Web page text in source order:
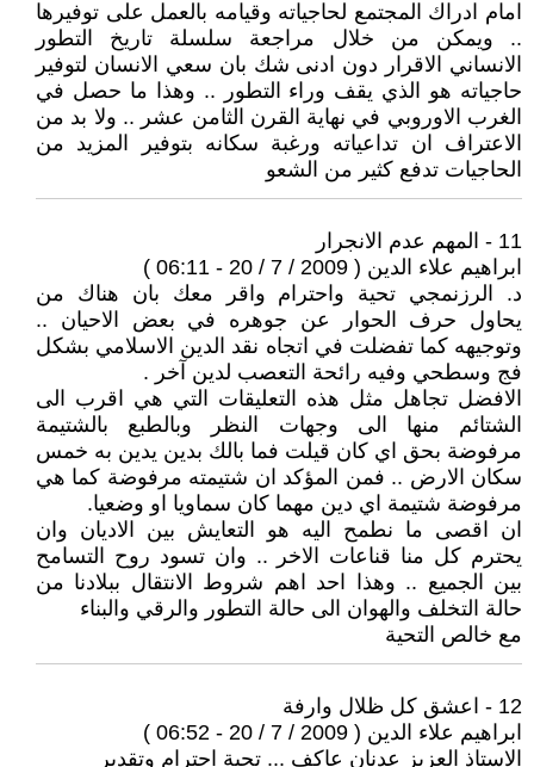
امام ادراك المجتمع لحاجياته وقيامه بالعمل على توفيرها
.. ويمكن من خلال مراجعة سلسلة تاريخ التطور
الانساني الاقرار دون ادنى شك بان سعي الانسان لتوفير
حاجياته هو الذي يقف وراء التطور .. وهذا ما حصل في
الغرب الاوروبي في نهاية القرن الثامن عشر .. ولا بد من
الاعتراف ان تداعياته ورغبة سكانه بتوفير المزيد من
الحاجيات تدفع كثير من الشعو
11 - المهم عدم الانجرار
ابراهيم علاء الدين ( 2009 / 7 / 20 - 06:11 )
د. الرزنمجي تحية واحترام واقر معك بان هناك من
يحاول حرف الحوار عن جوهره في بعض الاحيان ..
وتوجيهه كما تفضلت في اتجاه نقد الدين الاسلامي بشكل
فج وسطحي وفيه رائحة التعصب لدين آخر .
الافضل تجاهل مثل هذه التعليقات التي هي اقرب الى
الشتائم منها الى وجهات النظر وبالطبع بالشتيمة
مرفوضة بحق اي كان قيلت فما بالك بدين يدين به خمس
سكان الارض .. فمن المؤكد ان شتيمته مرفوضة كما هي
مرفوضة شتيمة اي دين مهما كان سماويا او وضعيا.
ان اقصى ما نطمح اليه هو التعايش بين الاديان وان
يحترم كل منا قناعات الاخر .. وان تسود روح التسامح
بين الجميع .. وهذا احد اهم شروط الانتقال ببلادنا من
حالة التخلف والهوان الى حالة التطور والرقي والبناء
مع خالص التحية
12 - اعشق كل ظلال وارفة
ابراهيم علاء الدين ( 2009 / 7 / 20 - 06:52 )
الاستاذ العزيز عدنان عاكف ... تحية احترام وتقدير